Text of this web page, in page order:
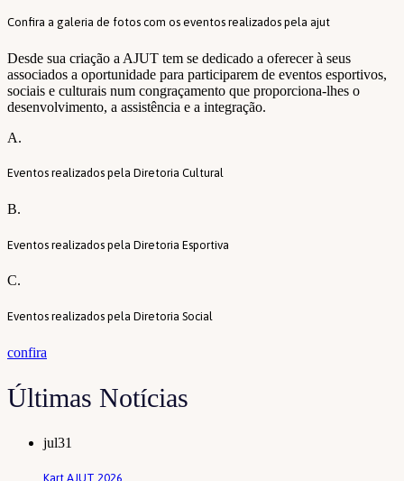
Confira a galeria de fotos com os eventos realizados pela ajut
Desde sua criação a AJUT tem se dedicado a oferecer à seus
associados a oportunidade para participarem de eventos esportivos,
sociais e culturais num congraçamento que proporciona-lhes o
desenvolvimento, a assistência e a integração.
A.
Eventos realizados pela Diretoria Cultural
B.
Eventos realizados pela Diretoria Esportiva
C.
Eventos realizados pela Diretoria Social
confira
Últimas Notícias
jul31
Kart AJUT 2026